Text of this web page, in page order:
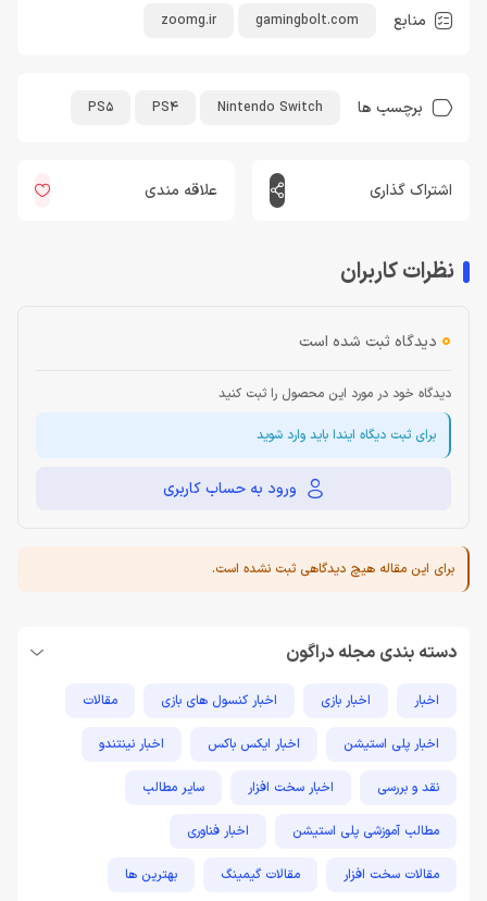
منابع gamingbolt.com
zoomg.ir
برچسب ها Nintendo Switch
PS4
PS5
اشتراک گذاری علاقه مندی
نظرات کاربران
0 دیدگاه ثبت شده است
دیدگاه خود در مورد این محصول را ثبت کنید
برای ثبت دیگاه ایندا باید وارد شوید
ورود به حساب کاربری
برای این مقاله هیچ دیدگاهی ثبت نشده است.
دسته بندی مجله دراگون
اخبار اخبار بازی اخبار کنسول های بازی مقالات
اخبار پلی استیشن اخبار ایکس باکس اخبار نینتندو
نقد و بررسی اخبار سخت افزار سایر مطالب
مطالب آموزشی پلی استیشن اخبار فناوری
مقالات سخت افزار مقالات گیمینگ بهترین ها